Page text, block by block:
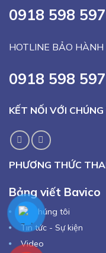
0918 598 597
HOTLINE BẢO
0918 598 597
KẾT NỐI VỚI CHÚNG
PHƯƠNG THỨC
Bảng viết Bavico
Về chúng tôi
Tin tức - Sự kiện
Video